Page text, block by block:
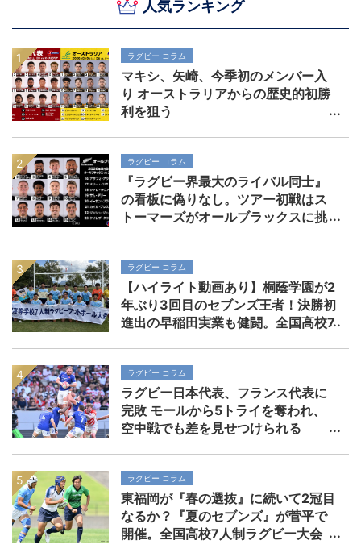
人気ランキング
ラグビー コラム
マキシ、矢崎、今季初のメンバー入
り オーストラリアからの歴史的初勝
利を狙う
ラグビー コラム
『ラグビー界最大のライバル同士』
の看板に偽りなし。ツアー初戦はス
トーマーズがオールブラックスに挑
ラグビー コラム
【ハイライト動画あり】桐蔭学園が2
年ぶり3回目のセブンズ王者！決勝初
進出の早稲田実業も健闘。全国高校7
ラグビー コラム
ラグビー日本代表、フランス代表に
完敗 モールから5トライを奪われ、
空中戦でも差を見せつけられる
ラグビー コラム
東福岡が『春の選抜』に続いて2冠目
なるか？『夏のセブンズ』が菅平で
開催。全国高校7人制ラグビー大会